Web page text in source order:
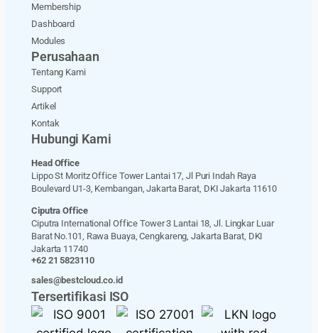
Membership
Dashboard
Modules
Perusahaan
Tentang Kami
Support
Artikel
Kontak
Hubungi Kami
Head Office
Lippo St Moritz Office Tower Lantai 17, Jl Puri Indah Raya
Boulevard U1-3, Kembangan, Jakarta Barat, DKI Jakarta 11610
Ciputra Office
Ciputra International Office Tower 3 Lantai 18, Jl. Lingkar Luar
Barat No.101, Rawa Buaya, Cengkareng, Jakarta Barat, DKI
Jakarta 11740
+62 21 5823110
sales@bestcloud.co.id
Tersertifikasi ISO